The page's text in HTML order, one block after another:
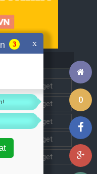
0
Get this widget
Get this widget
Get this widget
Get this widget
Get this widget
4 x